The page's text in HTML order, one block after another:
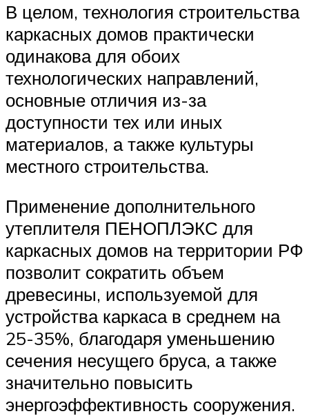
В целом, технология строительства
каркасных домов практически
одинакова для обоих
технологических направлений,
основные отличия из-за
доступности тех или иных
материалов, а также культуры
местного строительства.
Применение дополнительного
утеплителя ПЕНОПЛЭКС для
каркасных домов на территории РФ
позволит сократить объем
древесины, используемой для
устройства каркаса в среднем на
25-35%, благодаря уменьшению
сечения несущего бруса, а также
значительно повысить
энергоэффективность сооружения.